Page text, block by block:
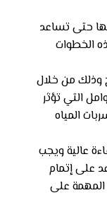
حتى تساعد
الخطوات
وذلك من خلال
التي تؤثر
المياه
عالية ويجب
على إتمام
على